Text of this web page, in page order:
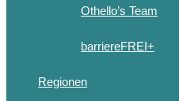
Othello’s Team
barriereFREI+
Regionen